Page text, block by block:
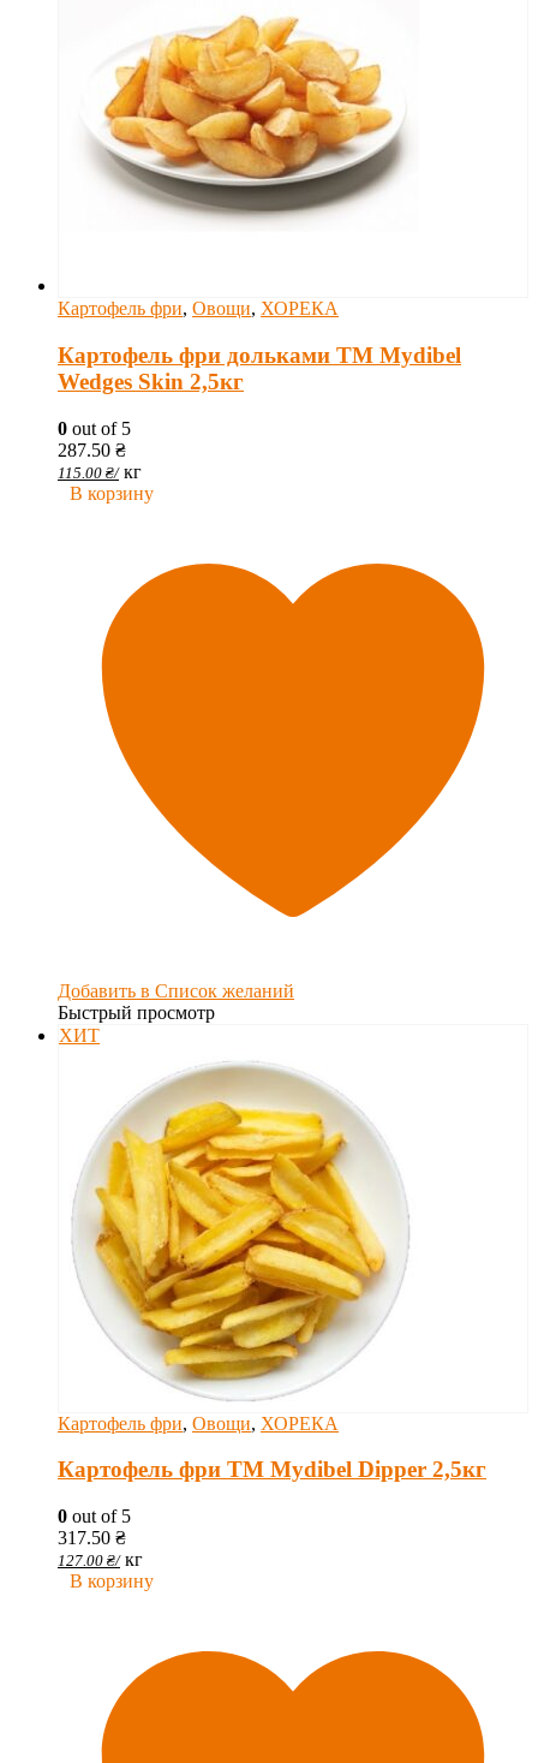
Картофель фри, Овощи, ХОРЕКА
Картофель фри дольками ТМ Mydibel
Wedges Skin 2,5кг
0 out of 5
287.50 ₴
115.00 ₴/ кг
В корзину
Добавить в Список желаний
Быстрый просмотр
ХИТ
Картофель фри, Овощи, ХОРЕКА
Картофель фри ТМ Mydibel Dipper 2,5кг
0 out of 5
317.50 ₴
127.00 ₴/ кг
В корзину